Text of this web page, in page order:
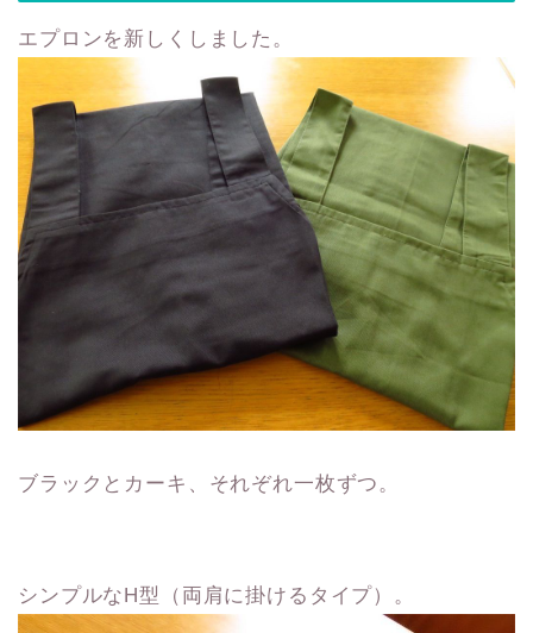
エプロンを新しくしました。
ブラックとカーキ、それぞれ一枚ずつ。
シンプルなH型（両肩に掛けるタイプ）。